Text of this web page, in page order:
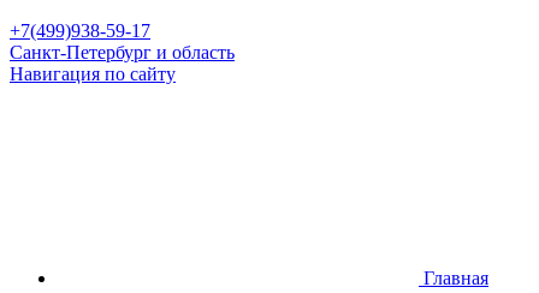
+7(499)938-59-17
Санкт-Петербург и область
Навигация по сайту
Главная